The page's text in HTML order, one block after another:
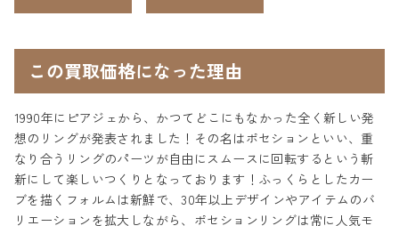
この買取価格になった理由
1990年にピアジェから、かつてどこにもなかった全く新しい発
想のリングが発表されました！その名はポセションといい、重
なり合うリングのパーツが自由にスムースに回転するという斬
新にして楽しいつくりとなっております！ふっくらとしたカー
ブを描くフォルムは新鮮で、30年以上デザインやアイテムのバ
リエーションを拡大しながら、ポセションリングは常に人気モ